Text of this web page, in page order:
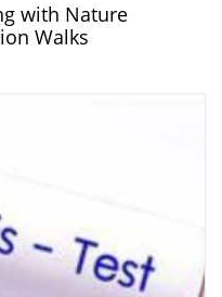
with Nature
Walks